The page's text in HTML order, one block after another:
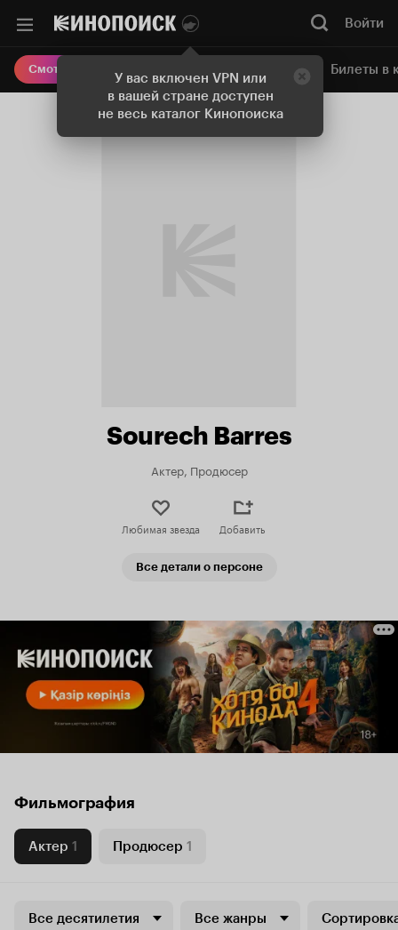
У вас включен VPN или
в вашей стране доступен
не весь каталог Кинопоиска
Войти
Смотреть кино Онлайн-кинотеатр Билеты в
Sourech Barres
Актер, Продюсер
Любимая звезда Добавить
Все детали о персоне
Фильмография
Актер 1 Продюсер 1
Все десятилетия Все жанры